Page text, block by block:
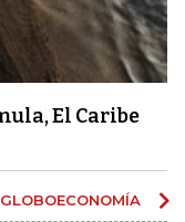
El Caribe